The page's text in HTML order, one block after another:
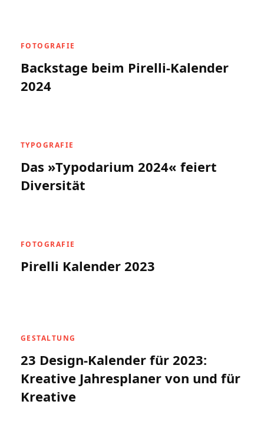
FOTOGRAFIE
Backstage beim Pirelli-Kalender
2024
TYPOGRAFIE
Das »Typodarium 2024« feiert
Diversität
FOTOGRAFIE
Pirelli Kalender 2023
GESTALTUNG
23 Design-Kalender für 2023:
Kreative Jahresplaner von und für
Kreative